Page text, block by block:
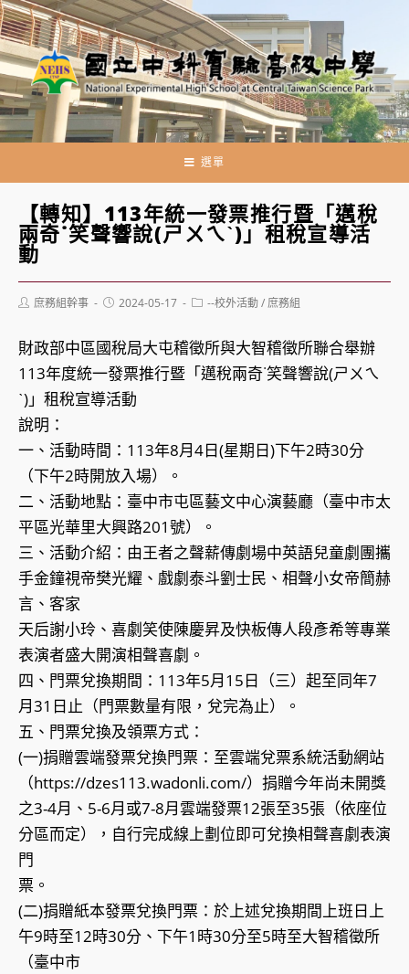
跳
轉
至
主
要
內
選單
【轉知】113年統一發票推行暨「邁稅
兩奇˙笑聲響說(ㄕㄨㄟˋ)」租稅宣導活
動
Post庶務組幹事
Post2024-05-17
Post--校外活動/庶務組
財政部中區國稅局大屯稽徵所與大智稽徵所聯合舉辦
113年度統一發票推行暨「邁稅兩奇˙笑聲響說(ㄕㄨㄟ
ˋ)」租稅宣導活動
說明：
一、活動時間：113年8月4日(星期日)下午2時30分
（下午2時開放入場）。
二、活動地點：臺中市屯區藝文中心演藝廳（臺中市太
平區光華里大興路201號）。
三、活動介紹：由王者之聲薪傳劇場中英語兒童劇團攜
手金鐘視帝樊光耀、戲劇泰斗劉士民、相聲小女帝簡赫
言、客家
天后謝小玲、喜劇笑使陳慶昇及快板傳人段彥希等專業
表演者盛大開演相聲喜劇。
四、門票兌換期間：113年5月15日（三）起至同年7
月31日止（門票數量有限，兌完為止）。
五、門票兌換及領票方式：
(一)捐贈雲端發票兌換門票：至雲端兌票系統活動網站
（https://dzes113.wadonli.com/）捐贈今年尚未開獎
之3-4月、5-6月或7-8月雲端發票12張至35張（依座位
分區而定），自行完成線上劃位即可兌換相聲喜劇表演
門
票。
(二)捐贈紙本發票兌換門票：於上述兌換期間上班日上
午9時至12時30分、下午1時30分至5時至大智稽徵所
（臺中市